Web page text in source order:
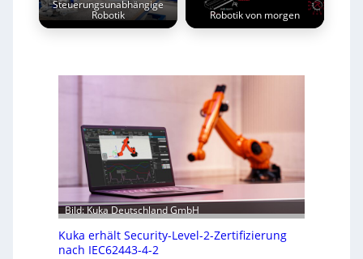
Steuerungsunabhängige
Robotik Robotik von morgen
Bild: Kuka Deutschland GmbH
Kuka erhält Security-Level-2-Zertifizierung
nach IEC62443-4-2